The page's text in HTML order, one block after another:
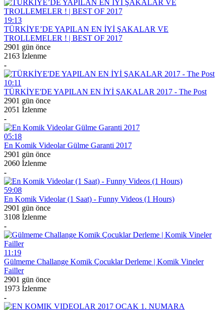
19:13
TÜRKİYE’DE YAPILAN EN İYİ ŞAKALAR VE
TROLLEMELER ! | BEST OF 2017
2901 gün önce
2163 İzlenme
-
10:11
TÜRKİYE'DE YAPILAN EN İYİ ŞAKALAR 2017 - The Post
2901 gün önce
2051 İzlenme
-
05:18
En Komik Videolar Gülme Garanti 2017
2901 gün önce
2060 İzlenme
-
59:08
En Komik Videolar (1 Saat) - Funny Videos (1 Hours)
2901 gün önce
3108 İzlenme
-
11:19
Gülmeme Challange Komik Çocuklar Derleme | Komik Vineler
Failler
2901 gün önce
1973 İzlenme
-